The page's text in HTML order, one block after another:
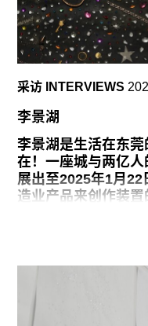
现代都市内外，还
在。市井生活充满
早已深植于日常生
常消费行为还原成戏
来自青海的刘成瑞，
结的媒介。在“澜沧
续从城市中筹款，寻
明后，将这位孩子的
无名的河流命名。
的生存状态。在《自
采访 INTERVIEWS
李景湖
李景湖是生活在东
在！一座城与两亿
展出至2025年1月
造业产品来创作装
展览以艺术与城市
从某种程度上说，
是笔者与李景湖共
论的出发点。